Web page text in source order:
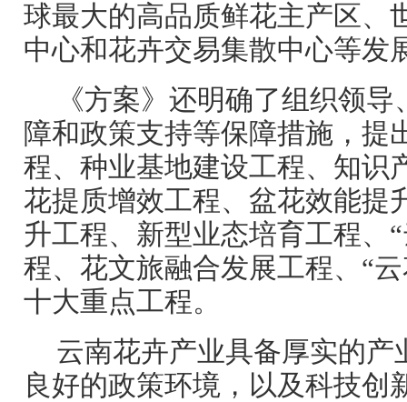
球最大的高品质鲜花主产区、
中心和花卉交易集散中心等发
《方案》还明确了组织领
障和政策支持等保障措施，提
程、种业基地建设工程、知识
花提质增效工程、盆花效能提
升工程、新型业态培育工程、
程、花文旅融合发展工程、“
十大重点工程。
云南花卉产业具备厚实的产
良好的政策环境，以及科技创